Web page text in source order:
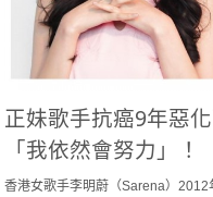
正妹歌手抗癌9年惡
「我依然會努力」！
香港女歌手李明蔚（Sarena）